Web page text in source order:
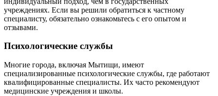
учреждениях. Если вы решили обратиться к частному
специалисту, обязательно ознакомьтесь с его опытом и
отзывами.
Психологические службы
Многие города, включая Мытищи, имеют
специализированные психологические службы, где работают
квалифицированные специалисты. Их часто рекомендуют
медицинские учреждения и школы.